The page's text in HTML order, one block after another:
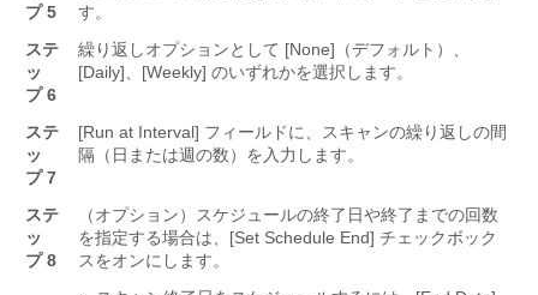
プ 5
す。
ステ
ッ
プ 6
繰り返しオプションとして [None]（デフォルト）、
[Daily]、[Weekly] のいずれかを選択します。
ステ
ッ
プ 7
[Run at Interval] フィールドに、スキャンの繰り返しの間
隔（日または週の数）を入力します。
ステ
ッ
プ 8
（オプション）スケジュールの終了日や終了までの回数
を指定する場合は、[Set Schedule End] チェックボック
スをオンにします。